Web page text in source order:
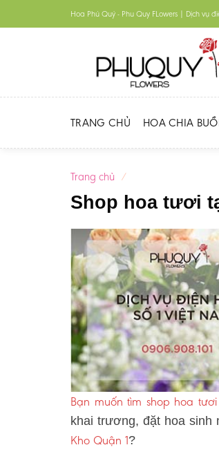
to
Hoa Phú Quý - Phu Quy FLowers | Dịch vụ
TRANG CHỦ HOA CHIA
Trang chủ /
Shop hoa tươi
Bạn muốn tìm shop hoa
khai trương, đặt hoa sinh
Kho Quận 1?